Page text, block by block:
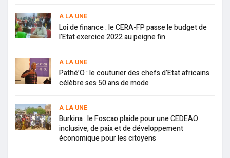
A LA UNE
Loi de finance : le CERA-FP passe le budget de
l’Etat exercice 2022 au peigne fin
A LA UNE
Pathé’O : le couturier des chefs d’Etat africains
célèbre ses 50 ans de mode
A LA UNE
Burkina : le Foscao plaide pour une CEDEAO
inclusive, de paix et de développement
économique pour les citoyens